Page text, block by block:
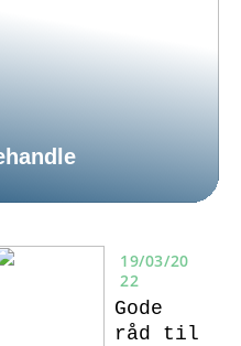
19/03/20
22
Gode
råd til